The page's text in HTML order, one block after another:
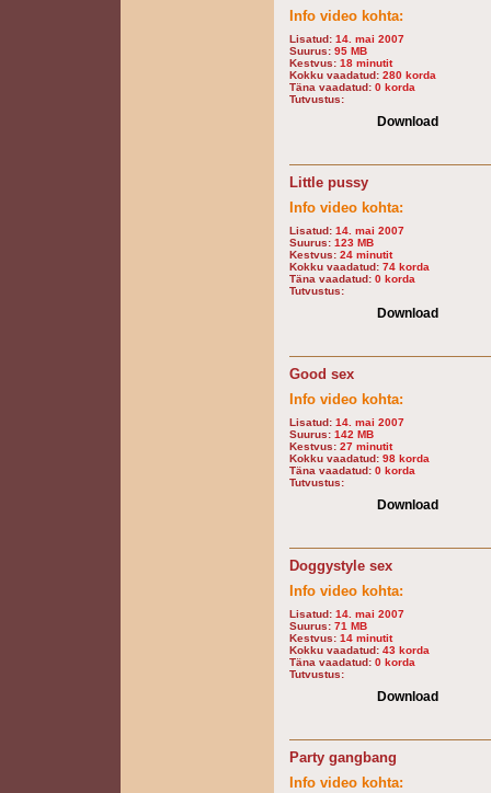
Info video kohta:
Lisatud: 14. mai 2007
Suurus: 95 MB
Kestvus: 18 minutit
Kokku vaadatud: 280 korda
Täna vaadatud: 0 korda
Tutvustus:
Download
Little pussy
Info video kohta:
Lisatud: 14. mai 2007
Suurus: 123 MB
Kestvus: 24 minutit
Kokku vaadatud: 74 korda
Täna vaadatud: 0 korda
Tutvustus:
Download
Good sex
Info video kohta:
Lisatud: 14. mai 2007
Suurus: 142 MB
Kestvus: 27 minutit
Kokku vaadatud: 98 korda
Täna vaadatud: 0 korda
Tutvustus:
Download
Doggystyle sex
Info video kohta:
Lisatud: 14. mai 2007
Suurus: 71 MB
Kestvus: 14 minutit
Kokku vaadatud: 43 korda
Täna vaadatud: 0 korda
Tutvustus:
Download
Party gangbang
Info video kohta: